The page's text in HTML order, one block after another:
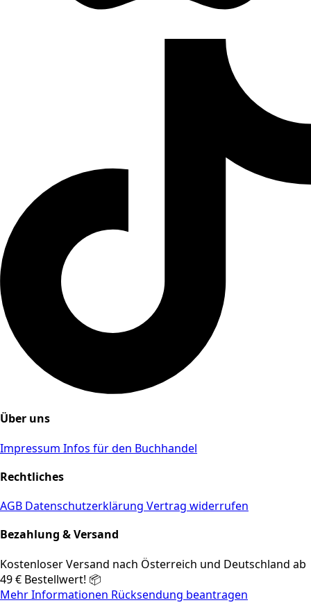
Über uns
Impressum Infos für den Buchhandel
Rechtliches
AGB Datenschutzerklärung Vertrag widerrufen
Bezahlung & Versand
Kostenloser Versand nach Österreich und Deutschland ab
49 € Bestellwert! 📦
Mehr Informationen Rücksendung beantragen